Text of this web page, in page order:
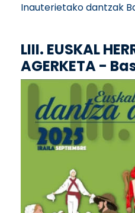
Inauterietako dantzak
LIII. EUSKAL
AGERKETA -